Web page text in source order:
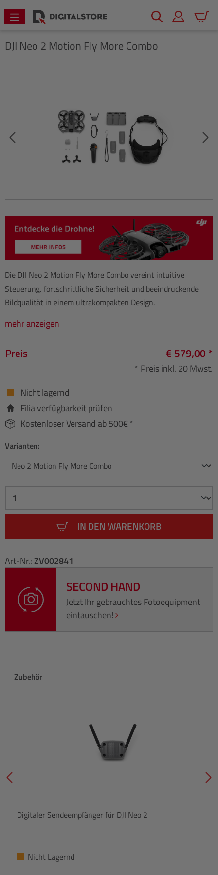
springen
DJI Neo 2 Motion Fly More Combo
Die DJI Neo 2 Motion Fly More Combo vereint intuitive
Steuerung, fortschrittliche Sicherheit und beeindruckende
Bildqualität in einem ultrakompakten Design.
mehr anzeigen
Preis € 579,00 *
* Preis inkl. 20 Mwst.
Nicht lagernd
Filialverfügbarkeit prüfen
Kostenloser Versand ab 500€ *
Varianten:
IN DEN WARENKORB
Art-Nr.: ZV002841
SECOND HAND
Jetzt Ihr gebrauchtes Fotoequipment
eintauschen!
Produktgalerie überspringen
Zubehör
Digitaler Sendeempfänger für DJI Neo 2
Nicht Lagernd